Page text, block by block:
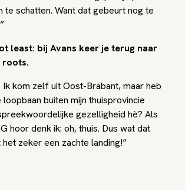
te schatten. Want dat gebeurt nog te
least: bij Avans keer je terug naar
roots.
Ik kom zelf uit Oost-Brabant, maar heb
loopbaan buiten mijn thuisprovincie
gezelligheid hè? Als
hoor denk ik: oh, thuis. Dus wat dat
zeker een zachte landing!”